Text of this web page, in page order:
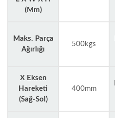
(mm)
Maks. Parça
Ağırlığı
500kgs
X Eksen
Hareketi
(Sağ-Sol)
400mm